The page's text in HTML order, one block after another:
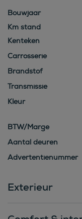
Bouwjaar
Kenteken
Carrosserie
Brandstof
Transmissie
Kleur
BTW/Marge
Aantal deuren
Advertentienummer
Exterieur